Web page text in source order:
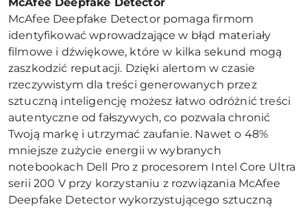
McAfee Deepfake Detector pomaga firmom
identyfikować wprowadzające w błąd materiały
filmowe i dźwiękowe, które w kilka sekund mogą
zaszkodzić reputacji. Dzięki alertom w czasie
rzeczywistym dla treści generowanych przez
sztuczną inteligencję możesz łatwo odróżnić treści
autentyczne od fałszywych, co pozwala chronić
Twoją markę i utrzymać zaufanie. Nawet o 48%
mniejsze zużycie energii w wybranych
notebookach Dell Pro z procesorem Intel Core Ultra
serii 200 V przy korzystaniu z rozwiązania McAfee
Deepfake Detector wykorzystującego sztuczną